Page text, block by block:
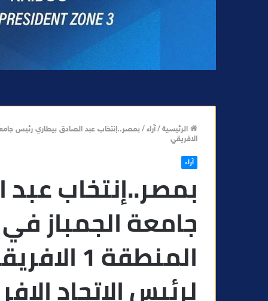
الرئيسية/آراء/
الافريقي
آراء
بمصر..إنتخاب
جامعة الجمباز
المنطقة
لرئيس الاتحاد